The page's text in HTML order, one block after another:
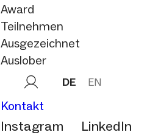
Award
Teilnehmen
Ausgezeichnet
Auslober
DE EN
Kontakt
Instagram LinkedIn